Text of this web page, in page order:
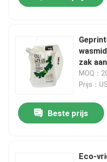
zak
MOQ：
Prijs：
Beste prijs
Eco-